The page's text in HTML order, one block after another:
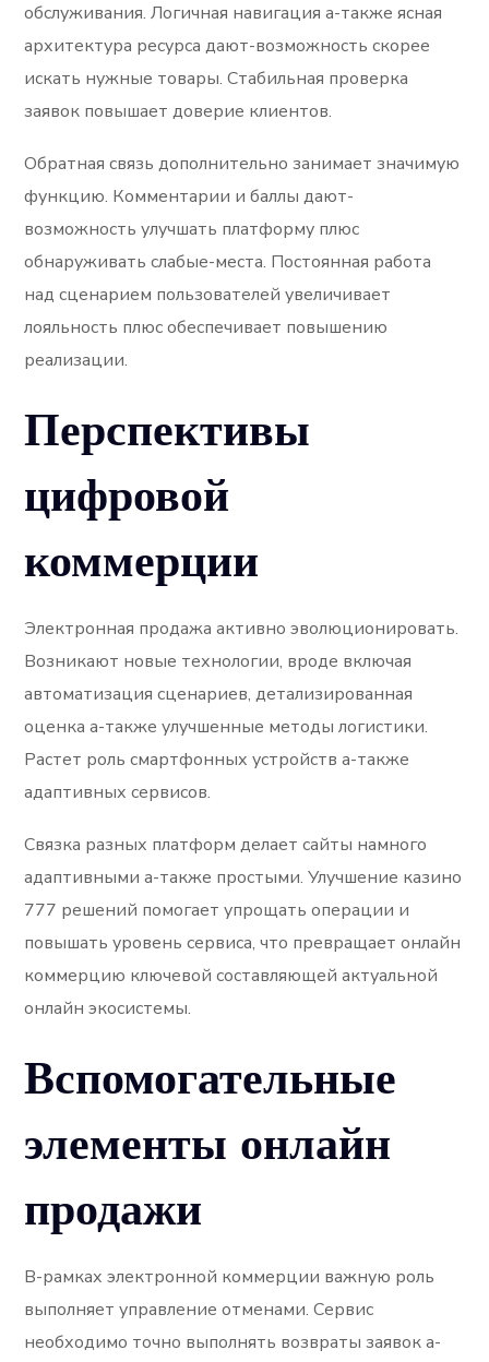
обслуживания. Логичная навигация а-также ясная
архитектура ресурса дают-возможность скорее
искать нужные товары. Стабильная проверка
заявок повышает доверие клиентов.
Обратная связь дополнительно занимает значимую
функцию. Комментарии и баллы дают-
возможность улучшать платформу плюс
обнаруживать слабые-места. Постоянная работа
над сценарием пользователей увеличивает
лояльность плюс обеспечивает повышению
реализации.
Перспективы
цифровой
коммерции
Электронная продажа активно эволюционировать.
Возникают новые технологии, вроде включая
автоматизация сценариев, детализированная
оценка а-также улучшенные методы логистики.
Растет роль смартфонных устройств а-также
адаптивных сервисов.
Связка разных платформ делает сайты намного
адаптивными а-также простыми. Улучшение казино
777 решений помогает упрощать операции и
повышать уровень сервиса, что превращает онлайн
коммерцию ключевой составляющей актуальной
онлайн экосистемы.
Вспомогательные
элементы онлайн
продажи
В-рамках электронной коммерции важную роль
выполняет управление отменами. Сервис
необходимо точно выполнять возвраты заявок а-